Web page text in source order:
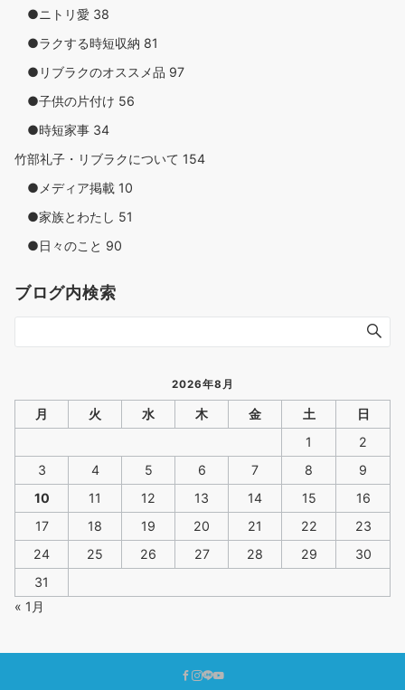
●ニトリ愛 38
●ラクする時短収納 81
●リブラクのオススメ品 97
●子供の片付け 56
●時短家事 34
竹部礼子・リブラクについて 154
●メディア掲載 10
●家族とわたし 51
●日々のこと 90
ブログ内検索
2026年8月
月 火 水 木 金 土
日
1
2
3
4 5 6 7 8
9
10
11 12 13 14 15
16
17
18 19 20 21 22
23
24
25 26 27 28 29
30
31
« 1月